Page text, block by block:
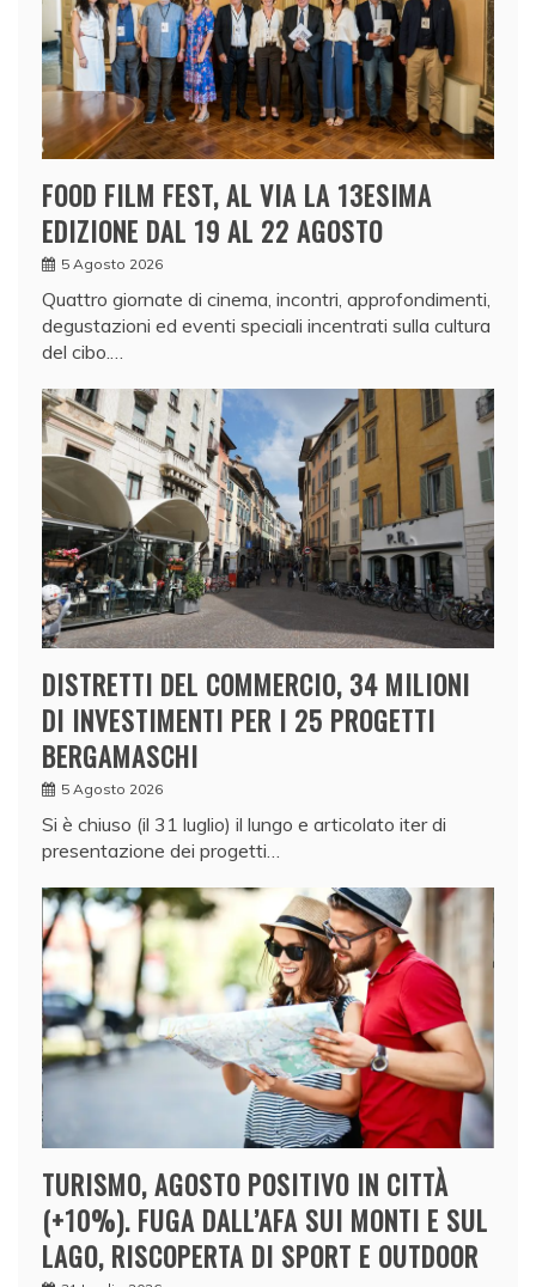
FOOD FILM FEST, AL VIA LA 13ESIMA
EDIZIONE DAL 19 AL 22 AGOSTO
5 Agosto 2026
Quattro giornate di cinema, incontri, approfondimenti,
degustazioni ed eventi speciali incentrati sulla cultura
del cibo.…
DISTRETTI DEL COMMERCIO, 34 MILIONI
DI INVESTIMENTI PER I 25 PROGETTI
BERGAMASCHI
5 Agosto 2026
Si è chiuso (il 31 luglio) il lungo e articolato iter di
presentazione dei progetti…
TURISMO, AGOSTO POSITIVO IN CITTÀ
(+10%). FUGA DALL’AFA SUI MONTI E SUL
LAGO, RISCOPERTA DI SPORT E OUTDOOR